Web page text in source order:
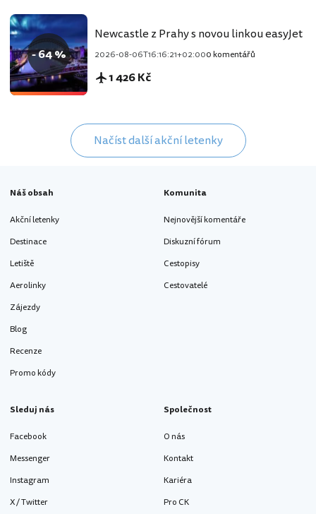
- 64 %
Newcastle z Prahy s novou linkou easyJet
2026-08-06T16:16:21+02:000 komentářů
1 426 Kč
Načíst další akční letenky
Náš obsah
Akční letenky
Destinace
Letiště
Aerolinky
Zájezdy
Blog
Recenze
Promo kódy
Komunita
Nejnovější komentáře
Diskuzní fórum
Cestopisy
Cestovatelé
Sleduj nás
Facebook
Messenger
Instagram
X / Twitter
Společnost
O nás
Kontakt
Kariéra
Pro CK